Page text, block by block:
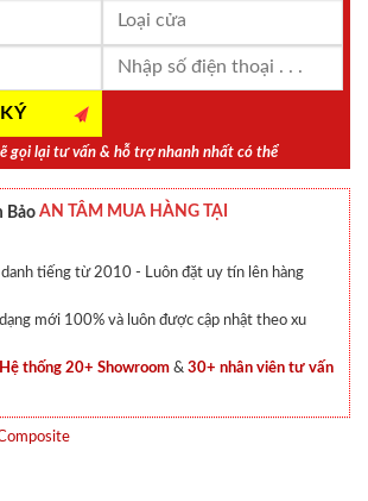
gọi lại tư vấn & hỗ trợ nhanh nhất có thể
AN TÂM MUA HÀNG TẠI
danh tiếng từ 2010 - Luôn đặt uy tín lên hàng
dạng mới 100% và luôn được cập nhật theo xu
Hệ thống 20+ Showroom & 30+ nhân viên tư vấn